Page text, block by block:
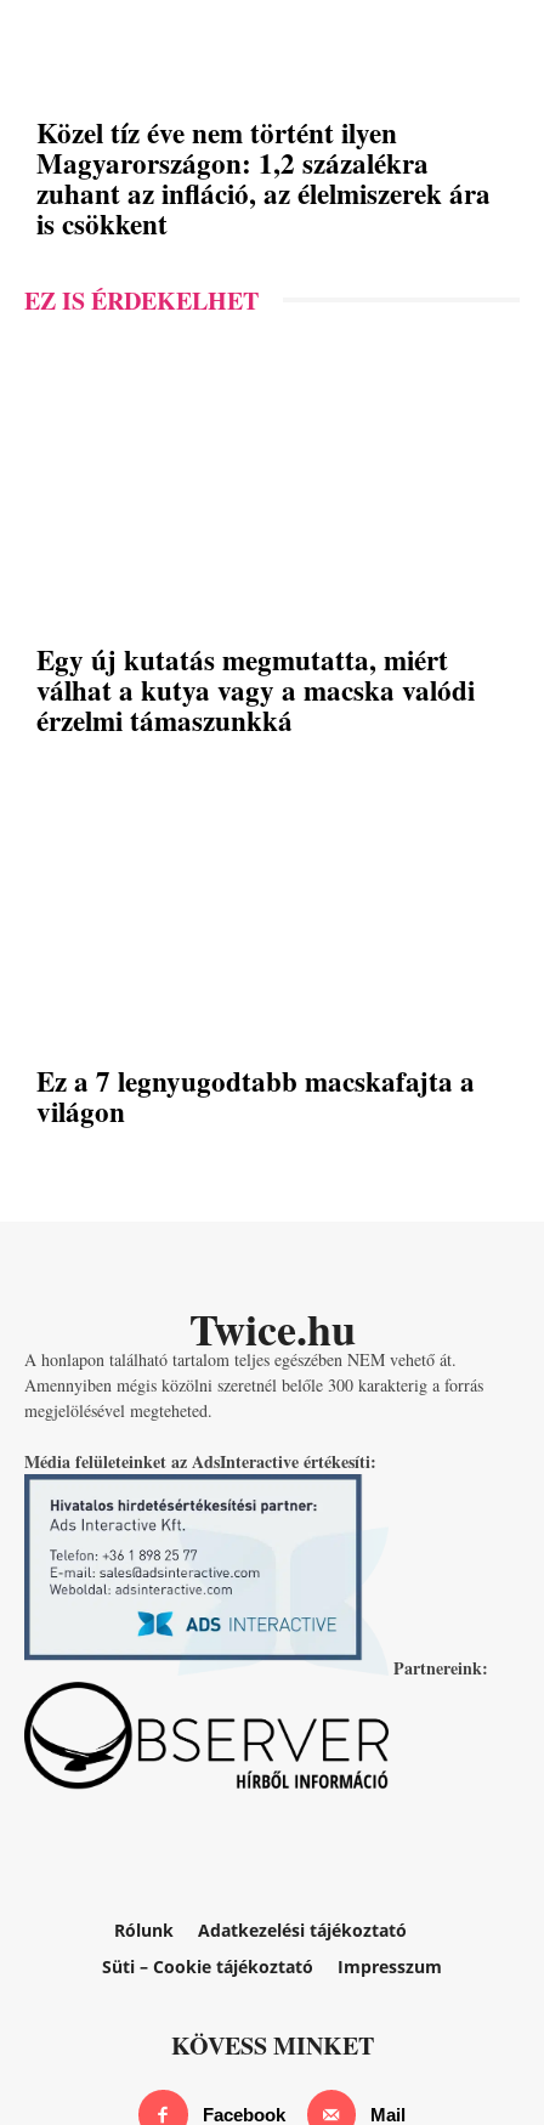
Közel tíz éve nem történt ilyen
Magyarországon: 1,2 százalékra
zuhant az infláció, az élelmiszerek ára
is csökkent
EZ IS ÉRDEKELHET
Egy új kutatás megmutatta, miért
válhat a kutya vagy a macska valódi
érzelmi támaszunkká
Ez a 7 legnyugodtabb macskafajta a
világon
Twice.hu
A honlapon található tartalom teljes egészében NEM vehető át.
Amennyiben mégis közölni szeretnél belőle 300 karakterig a forrás
megjelölésével megteheted.
Média felületeinket az AdsInteractive értékesíti:
Partnereink:
Rólunk
Adatkezelési tájékoztató
Süti – Cookie tájékoztató
Impresszum
KÖVESS MINKET
Facebook Mail